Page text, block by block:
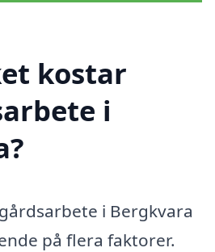
kostar
i
i Bergkvara
på flera faktorer.